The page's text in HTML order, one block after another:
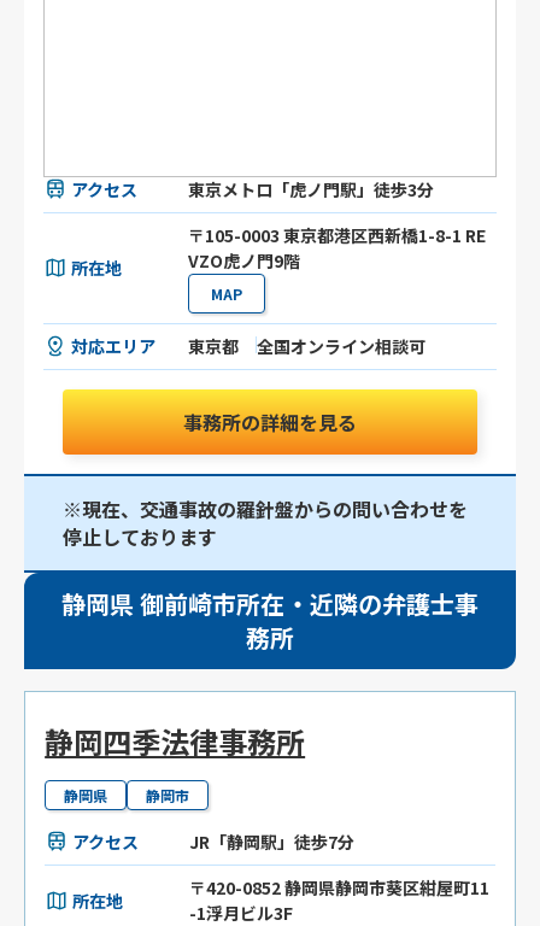
アクセス 東京メトロ「虎ノ門駅」徒歩3分
所在地
〒105-0003 東京都港区⻄新橋1-8-1 RE
VZO虎ノ門9階
MAP
対応エリア 東京都 全国オンライン相談可
事務所の詳細を見る
※現在、交通事故の羅針盤からの問い合わせを
停止しております
静岡県 御前崎市所在・近隣の弁護士事
務所
静岡四季法律事務所
静岡県 静岡市
アクセス JR「静岡駅」徒歩7分
所在地
〒420-0852 静岡県静岡市葵区紺屋町11
-1浮月ビル3F